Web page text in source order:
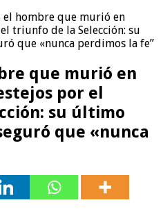
el hombre que murió en
triunfo de la Selección: su
que «nunca perdimos la fe”
que murió en
por el
su último
que «nunca